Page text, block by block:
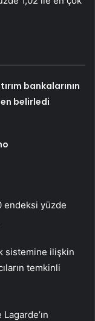
bankalarının
belirledi
endeksi yüzde
sistemine ilişkin
temkinli